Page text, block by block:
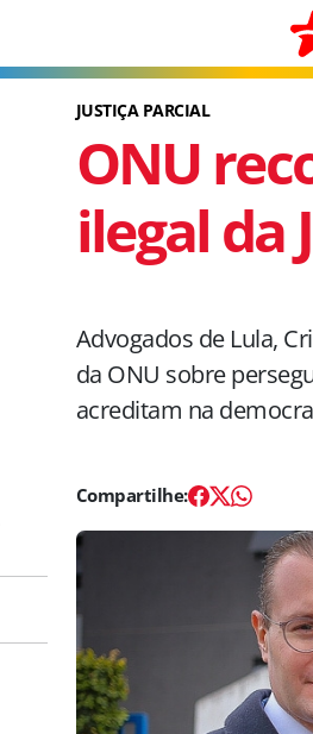
JUSTIÇA PARCIAL
ONU
ilegal da
Advogados de Lula,
da ONU sobre
acreditam na